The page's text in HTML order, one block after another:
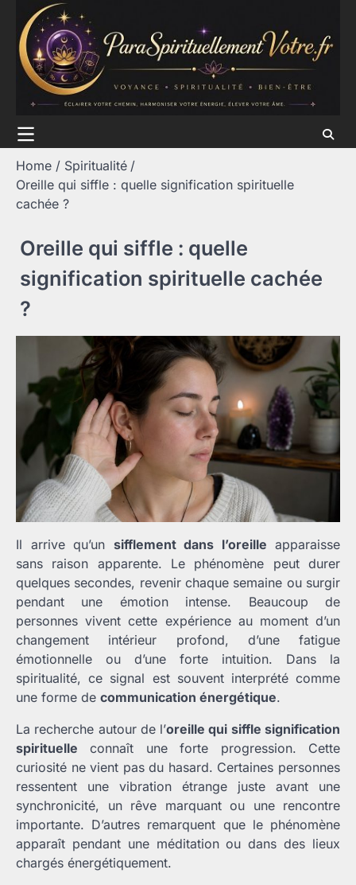
content
Home
Spiritualité
Oreille qui siffle : quelle signification spirituelle
cachée ?
Oreille qui siffle : quelle
signification spirituelle cachée
?
Il arrive qu’un sifflement dans l’oreille apparaisse
sans raison apparente. Le phénomène peut durer
quelques secondes, revenir chaque semaine ou surgir
pendant une émotion intense. Beaucoup de
personnes vivent cette expérience au moment d’un
changement intérieur profond, d’une fatigue
émotionnelle ou d’une forte intuition. Dans la
spiritualité, ce signal est souvent interprété comme
une forme de communication énergétique.
La recherche autour de l’oreille qui siffle signification
spirituelle connaît une forte progression. Cette
curiosité ne vient pas du hasard. Certaines personnes
ressentent une vibration étrange juste avant une
synchronicité, un rêve marquant ou une rencontre
importante. D’autres remarquent que le phénomène
apparaît pendant une méditation ou dans des lieux
chargés énergétiquement.